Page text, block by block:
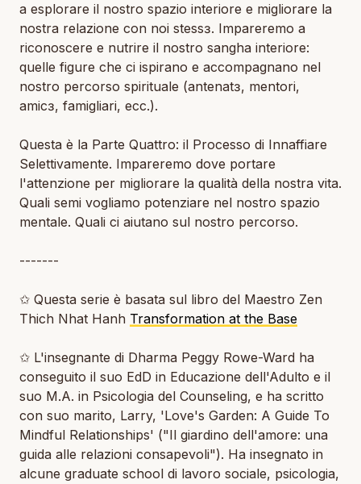
a esplorare il nostro spazio interiore e migliorare la
nostra relazione con noi stessɜ. Impareremo a
riconoscere e nutrire il nostro sangha interiore:
quelle figure che ci ispirano e accompagnano nel
nostro percorso spirituale (antenatɜ, mentori,
amicɜ, famigliari, ecc.).
Questa è la Parte Quattro: il Processo di Innaffiare
Selettivamente. Impareremo dove portare
l'attenzione per migliorare la qualità della nostra vita.
Quali semi vogliamo potenziare nel nostro spazio
mentale. Quali ci aiutano sul nostro percorso.
-------
✩ Questa serie è basata sul libro del Maestro Zen
Thich Nhat Hanh Transformation at the Base
✩ L'insegnante di Dharma Peggy Rowe-Ward ha
conseguito il suo EdD in Educazione dell'Adulto e il
suo M.A. in Psicologia del Counseling, e ha scritto
con suo marito, Larry, 'Love's Garden: A Guide To
Mindful Relationships' ("Il giardino dell'amore: una
guida alle relazioni consapevoli"). Ha insegnato in
alcune graduate school di lavoro sociale, psicologia,